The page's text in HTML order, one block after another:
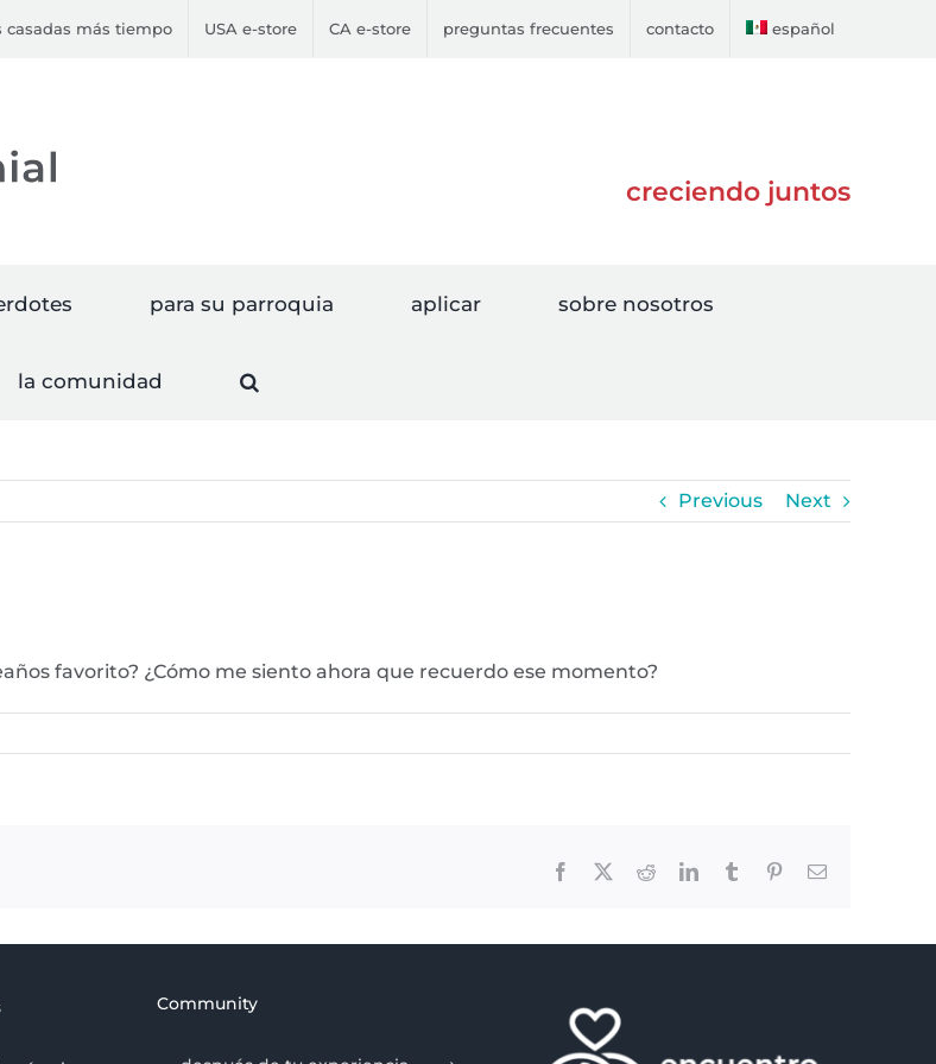
casadas más tiempo USA e-store CA e-store preguntas frecuentes contacto español
creciendo juntos
para su parroquia aplicar sobre nosotros
la comunidad
Previous Next
favorito? ¿Cómo me siento ahora que recuerdo ese momento?
Facebook RedditLinkedInTumblr PinterestEmail
Community